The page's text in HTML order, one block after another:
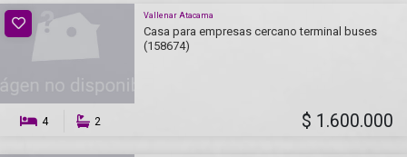
Vallenar Atacama
Casa para empresas cercano terminal buses
(158674)
4 2 $ 1.600.000